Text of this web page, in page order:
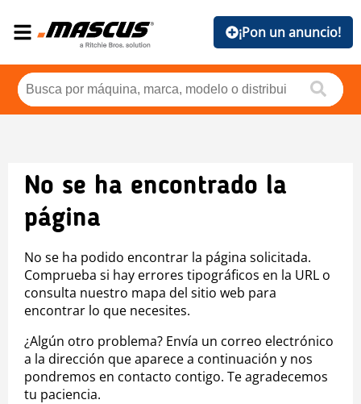
¡Pon un anuncio!
No se ha encontrado la
página
No se ha podido encontrar la página solicitada.
Comprueba si hay errores tipográficos en la URL o
consulta nuestro mapa del sitio web para
encontrar lo que necesites.
¿Algún otro problema? Envía un correo electrónico
a la dirección que aparece a continuación y nos
pondremos en contacto contigo. Te agradecemos
tu paciencia.